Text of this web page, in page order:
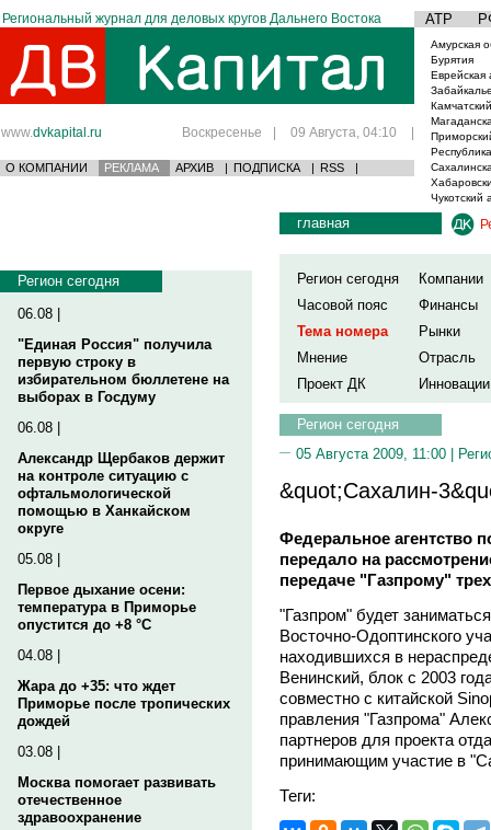
Региональный журнал для деловых кругов Дальнего Востока АТР
www.dvkapital.ru Воскресенье | 09 Августа, 04:10 |
О КОМПАНИИ РЕКЛАМА АРХИВ | ПОДПИСКА | RSS |
Амурская
Бурятия
Еврейская
Чукотский
Регион сегодня
06.08 |
"Единая Россия" получила
первую строку в
избирательном бюллетене на
выборах в Госдуму
06.08 |
Александр Щербаков держит
на контроле ситуацию с
офтальмологической
помощью в Ханкайском
округе
05.08 |
Первое дыхание осени:
температура в Приморье
опустится до +8 °C
04.08 |
Жара до +35: что ждет
Приморье после тропических
дождей
03.08 |
Москва помогает развивать
отечественное
здравоохранение
главная
Регион сегодня
Компании
Часовой пояс
Финансы
Тема номера
Рынки
Мнение
Отрасль
Проект ДК
Инновации
Регион сегодня
05 Августа 2009, 11:00 |
&quot;Сахалин-
Федеральное агентство
передало на
передаче "Газпрому"
"Газпром" будет
Восточно-Одоптинского
находившихся в
Венинский, блок с 2003
совместно с китайской
правления "Газпрома"
партнеров для проекта
принимающим участие в
Теги: